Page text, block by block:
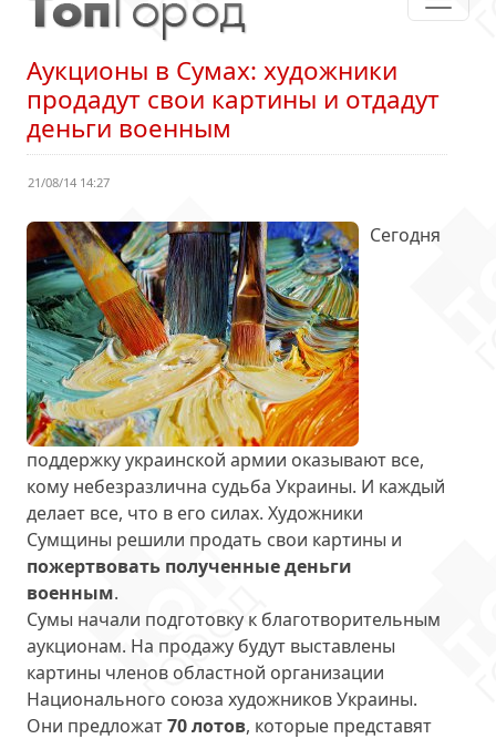
Аукционы в Сумах: художники
продадут свои картины и отдадут
деньги военным
21/08/14 14:27
Сегодня
поддержку украинской армии оказывают все,
кому небезразлична судьба Украины. И каждый
делает все, что в его силах. Художники
Сумщины решили продать свои картины и
пожертвовать полученные деньги
военным.
Сумы начали подготовку к благотворительным
аукционам. На продажу будут выставлены
картины членов областной организации
Национального союза художников Украины.
Они предложат70 лотов, которые представят